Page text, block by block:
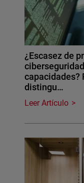
¿Escasez de
capacidades?
distingu…
Leer Artículo